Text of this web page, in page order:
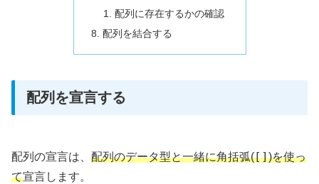
配列に存在するかの確認
配列を結合する
配列を宣言する
配列の宣言は、 配列のデータ型と一緒に角括弧([])を使っ
て宣言します。